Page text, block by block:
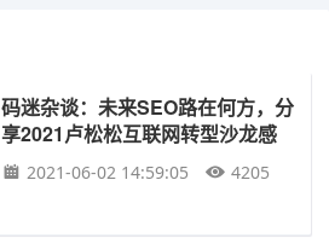
码迷杂谈：未来SEO路在何方，分
享2021卢松松互联网转型沙龙感
悟 2021-06-02 14:59:05 4205